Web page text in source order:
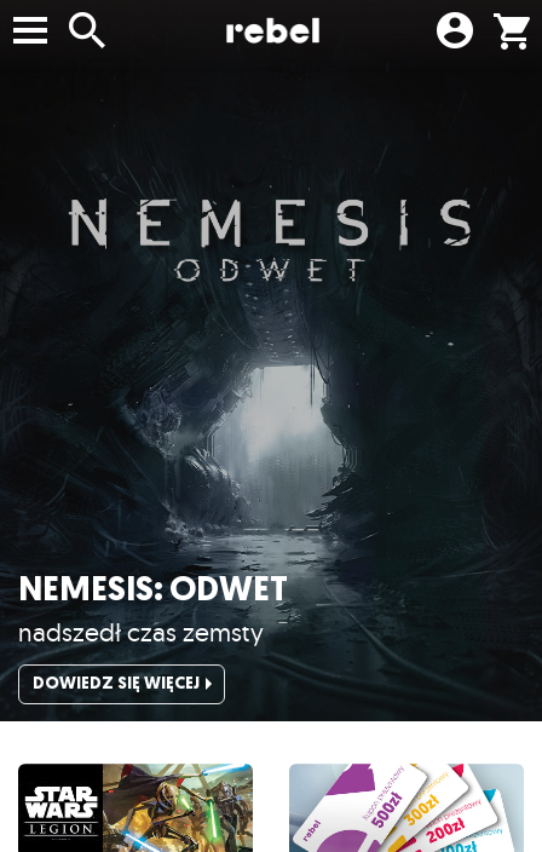
NEMESIS: ODWET
nadszedł czas zemsty
DOWIEDZ SIĘ WIĘCEJ